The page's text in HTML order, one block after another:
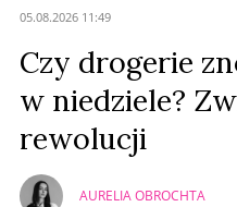
05.08.2026 11:49
Czy drogerie
w niedziele?
rewolucji
AURELIA OBROCHTA